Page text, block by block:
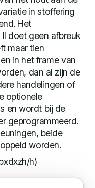
in stoffering
Het
doet geen afbreuk
maar tien
in het frame van
dan al zijn de
handelingen of
optionele
en wordt bij de
geprogrammeerd.
beide
worden.
h)